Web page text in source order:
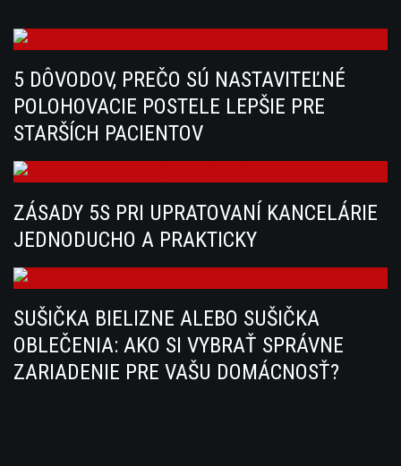
5 DÔVODOV, PREČO SÚ NASTAVITEĽNÉ
POLOHOVACIE POSTELE LEPŠIE PRE
STARŠÍCH PACIENTOV
ZÁSADY 5S PRI UPRATOVANÍ KANCELÁRIE
JEDNODUCHO A PRAKTICKY
SUŠIČKA BIELIZNE ALEBO SUŠIČKA
OBLEČENIA: AKO SI VYBRAŤ SPRÁVNE
ZARIADENIE PRE VAŠU DOMÁCNOSŤ?